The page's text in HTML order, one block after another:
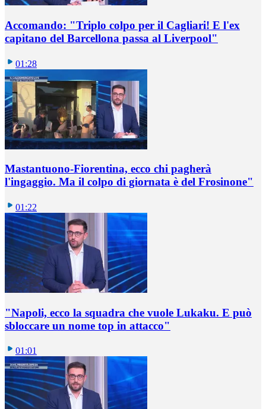
Accomando: "Triplo colpo per il Cagliari! E l'ex
capitano del Barcellona passa al Liverpool"
01:28
Mastantuono-Fiorentina, ecco chi pagherà
l'ingaggio. Ma il colpo di giornata è del Frosinone"
01:22
"Napoli, ecco la squadra che vuole Lukaku. E può
sbloccare un nome top in attacco"
01:01